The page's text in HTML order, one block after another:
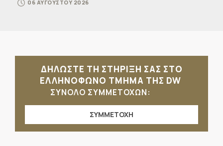
06 ΑΥΓΟΥΣΤΟΥ 2026
ΔΗΛΩΣΤΕ ΤΗ ΣΤΗΡΙΞΗ ΣΑΣ ΣΤΟ
ΕΛΛΗΝΟΦΩΝΟ ΤΜΗΜΑ ΤΗΣ DW
ΣΥΝΟΛΟ ΣΥΜΜΕΤΟΧΩΝ:
ΣΥΜΜΕΤΟΧΗ